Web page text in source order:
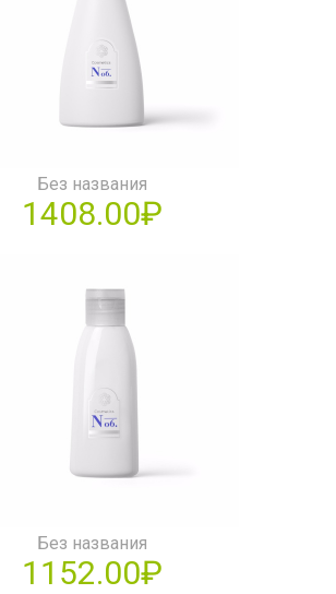
Без названия
1408.00₽
Без названия
1152.00₽